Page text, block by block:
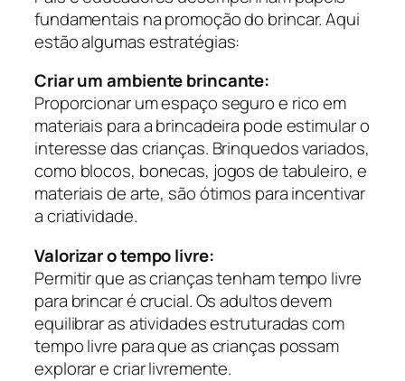
fundamentais na promoção do brincar. Aqui
estão algumas estratégias:
Criar um ambiente brincante:
Proporcionar um espaço seguro e rico em
materiais para a brincadeira pode estimular o
interesse das crianças. Brinquedos variados,
como blocos, bonecas, jogos de tabuleiro, e
materiais de arte, são ótimos para incentivar
a criatividade.
Valorizar o tempo livre:
Permitir que as crianças tenham tempo livre
para brincar é crucial. Os adultos devem
equilibrar as atividades estruturadas com
tempo livre para que as crianças possam
explorar e criar livremente.